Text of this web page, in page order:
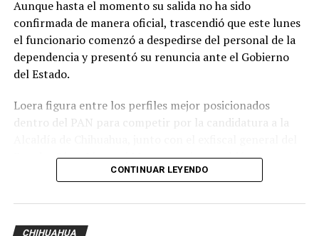
Aunque hasta el momento su salida no ha sido
confirmada de manera oficial, trascendió que este lunes
el funcionario comenzó a despedirse del personal de la
dependencia y presentó su renuncia ante el Gobierno
del Estado.
Loera figura entre los perfiles mejor posicionados
dentro del PAN para competir por la candidatura a la
Estado, César Jáuregui Moreno, quien también aparece
como uno de los principales aspirantes.
La definición del candidato panista aún no inicia
formalmente; sin embargo, además de Loera y Jáuregui,
CONTINUAR LEYENDO
CHIHUAHUA